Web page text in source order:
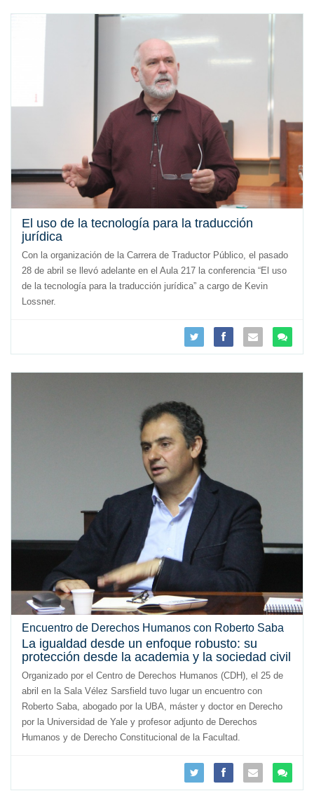
El uso de la tecnología para la traducción
jurídica
Con la organización de la Carrera de Traductor Público, el pasado
28 de abril se llevó adelante en el Aula 217 la conferencia “El uso
de la tecnología para la traducción jurídica” a cargo de Kevin
Lossner.
Encuentro de Derechos Humanos con Roberto Saba
La igualdad desde un enfoque robusto: su
protección desde la academia y la sociedad civil
Organizado por el Centro de Derechos Humanos (CDH), el 25 de
abril en la Sala Vélez Sarsfield tuvo lugar un encuentro con
Roberto Saba, abogado por la UBA, máster y doctor en Derecho
por la Universidad de Yale y profesor adjunto de Derechos
Humanos y de Derecho Constitucional de la Facultad.